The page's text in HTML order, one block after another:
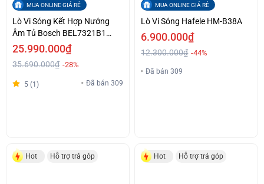
MUA ONLINE GIÁ RẺ
Lò Vi Sóng Kết Hợp Nướng
Âm Tủ Bosch BEL7321B1
Series 8 Điều Khiển Cảm Ứng
Giá Siêu Ưu Đãi
25.990.000₫
35.690.000₫ -28%
5 (1) Đã bán 309
MUA ONLINE GIÁ RẺ
Lò Vi Sóng Hafele HM-B38A
6.900.000₫
12.300.000₫ -44%
Đã bán 309
Hot Hỗ trợ trả góp Hot Hỗ trợ trả góp